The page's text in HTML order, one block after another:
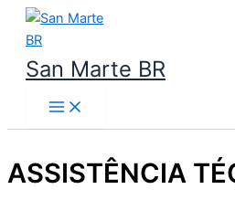
para
conteúdo
San Marte BR
ASSISTÊNCIA